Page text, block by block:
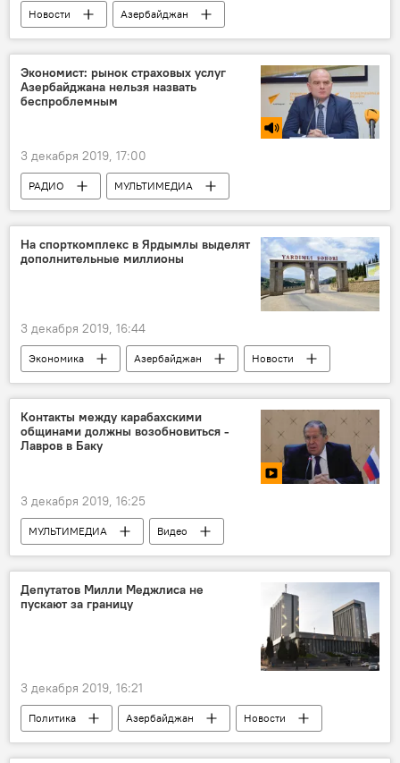
Новости
Азербайджан
ТЕХНОЛОГИИ
ЖИЗНЬ
Выставка
Bakutel
Экономист: рынок страховых услуг
Азербайджана нельзя назвать
беспроблемным
3 декабря 2019, 17:00
РАДИО
МУЛЬТИМЕДИА
Экономика
Азербайджан Новости
На спорткомплекс в Ярдымлы выделят
дополнительные миллионы
3 декабря 2019, 16:44
Экономика Азербайджан
Новости
комплекс
Ярдымлы
Контакты между карабахскими
общинами должны возобновиться -
Лавров в Баку
3 декабря 2019, 16:25
МУЛЬТИМЕДИА
Видео
Азербайджан
Новости
Россия
Депутатов Милли Меджлиса не
пускают за границу
3 декабря 2019, 16:21
Политика Азербайджан
Новости
Роспуск
Парламент